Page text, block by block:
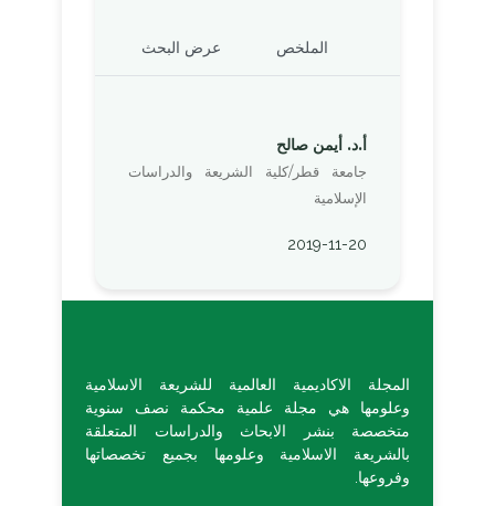
الملخص عرض البحث
أ.د. أيمن صالح
جامعة قطر/كلية الشريعة والدراسات
الإسلامية
2019-11-20
المجلة الاكاديمية العالمية للشريعة الاسلامية
وعلومها هي مجلة علمية محكمة نصف سنوية
متخصصة بنشر الابحاث والدراسات المتعلقة
بالشريعة الاسلامية وعلومها بجميع تخصصاتها
وفروعها.